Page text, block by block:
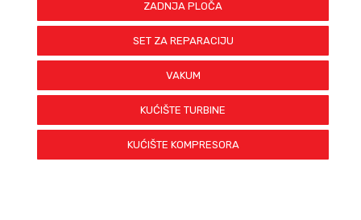
ZADNJA PLOČA
SET ZA REPARACIJU
VAKUM
KUĆIŠTE TURBINE
KUĆIŠTE KOMPRESORA